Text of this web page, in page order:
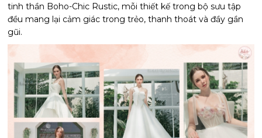
tinh thần Boho-Chic Rustic, mỗi thiết kế trong bộ sưu tập
đều mang lại cảm giác trong trẻo, thanh thoát và đầy gần
gũi.